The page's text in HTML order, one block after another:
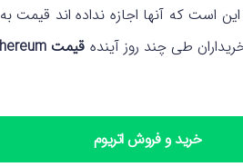
قیمت Ethereum
خرید و فروش اتریوم